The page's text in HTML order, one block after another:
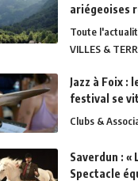
ariégeoises
Toute
VILLES &
Jazz à Foix :
festival se
Clubs &
Saverdun : «
Spectacle